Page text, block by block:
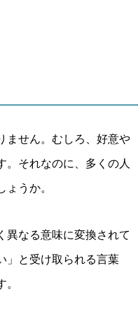
ません。むしろ、好意や
。それなのに、多くの人
うか。
異なる意味に変換されて
」と受け取られる言葉